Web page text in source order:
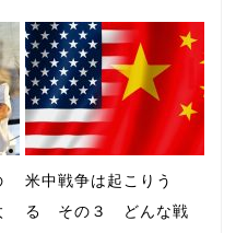
米中戦争は起こりう
る その３ どんな戦